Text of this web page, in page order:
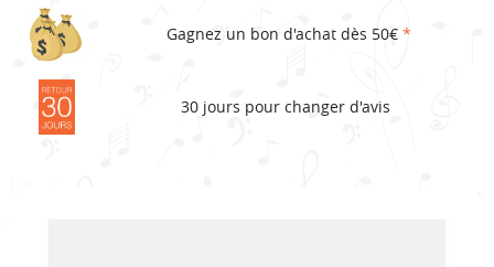
Gagnez un bon d'achat dès 50€ *
30 jours pour changer d'avis